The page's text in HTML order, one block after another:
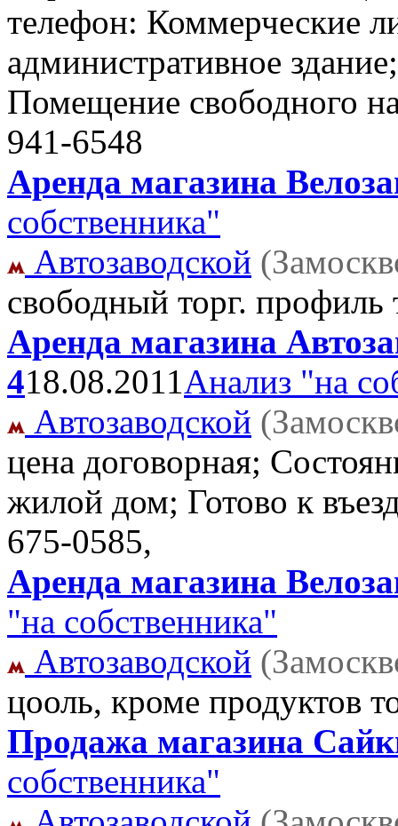
телефон: Коммерческие
административное
Помещение свободного
941-6548
Аренда магазина
собственника"
Автозаводской
свободный торг. профиль
Аренда магазина
418.08.2011Анализ "на
Автозаводской
цена договорная;
жилой дом; Готово к
675-0585,
Аренда магазина
"на собственника"
Автозаводской
цооль, кроме продуктов
Продажа магазина
собственника"